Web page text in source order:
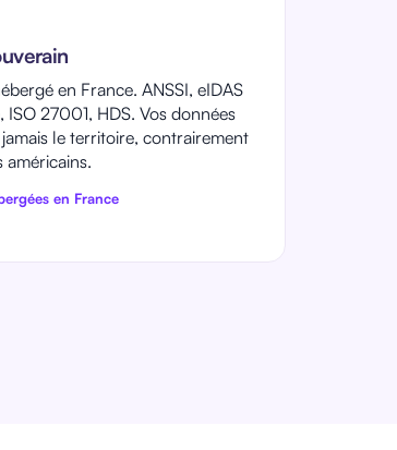
en France. ANSSI, eIDAS
ISO 27001, HDS. Vos données
le territoire, contrairement
américains.
en France